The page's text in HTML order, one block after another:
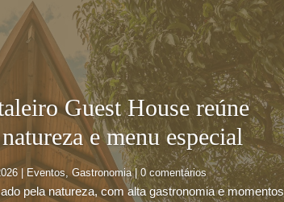
Guest House reúne
e menu especial
| Eventos,Gastronomia| 0 comentários
pela natureza, com alta gastronomia e momentos